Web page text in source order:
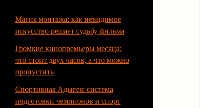
Магия монтажа: как невидимое
искусство решает судьбу фильма
Громкие кинопремьеры месяца:
что стоит двух часов, а что можно
пропустить
Спортивная Адыгея: система
подготовки чемпионов и спорт